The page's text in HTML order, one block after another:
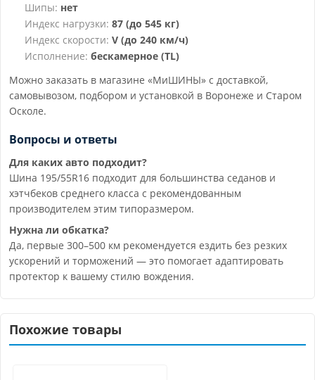
Шипы: нет
Индекс нагрузки: 87 (до 545 кг)
Индекс скорости: V (до 240 км/ч)
Исполнение: бескамерное (TL)
Можно заказать в магазине «МиШИНЫ» с доставкой,
самовывозом, подбором и установкой в Воронеже и Старом
Осколе.
Вопросы и ответы
Для каких авто подходит?
Шина 195/55R16 подходит для большинства седанов и
хэтчбеков среднего класса с рекомендованным
производителем этим типоразмером.
Нужна ли обкатка?
Да, первые 300–500 км рекомендуется ездить без резких
ускорений и торможений — это помогает адаптировать
протектор к вашему стилю вождения.
Похожие товары